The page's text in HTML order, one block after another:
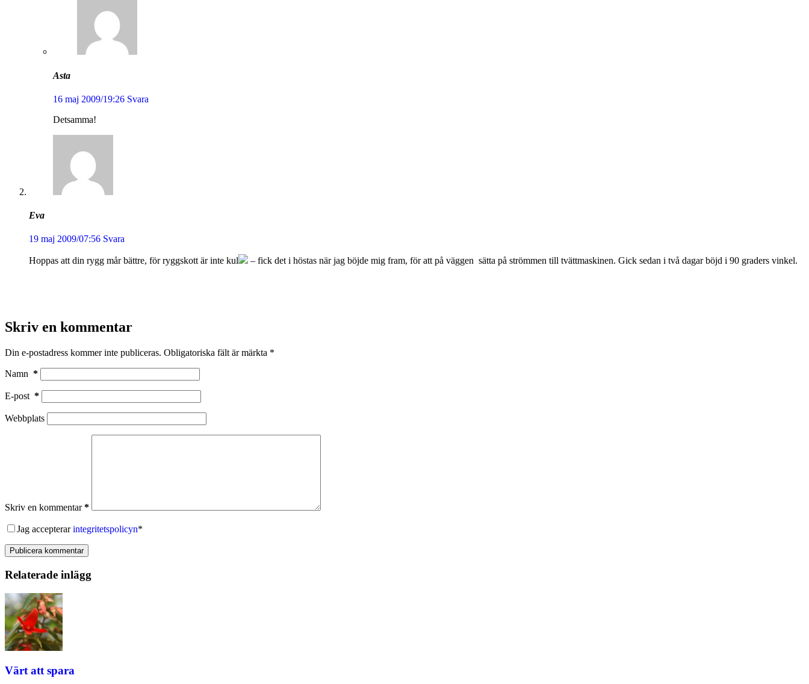
Asta
16 maj 2009/19:26 Svara
Detsamma!
Eva
19 maj 2009/07:56 Svara
Hoppas att din rygg mår bättre, för ryggskott är inte kul – fick det i höstas när jag böjde mig fram, för att på väggen sätta på strömmen till tvättmaskinen. Gick sedan i två dagar böjd i 90 graders vinkel.
Skriv en kommentar
Din e-postadress kommer inte publiceras. Obligatoriska fält är märkta *
Namn *
E-post *
Webbplats
Skriv en kommentar*
Jag accepterarintegritetspolicyn*
Publicera kommentar
Relaterade inlägg
Värt att spara